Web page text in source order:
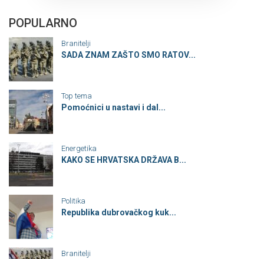
POPULARNO
Branitelji
SADA ZNAM ZAŠTO SMO RATOV...
Top tema
Pomoćnici u nastavi i dal...
Energetika
KAKO SE HRVATSKA DRŽAVA B...
Politika
Republika dubrovačkog kuk...
Branitelji